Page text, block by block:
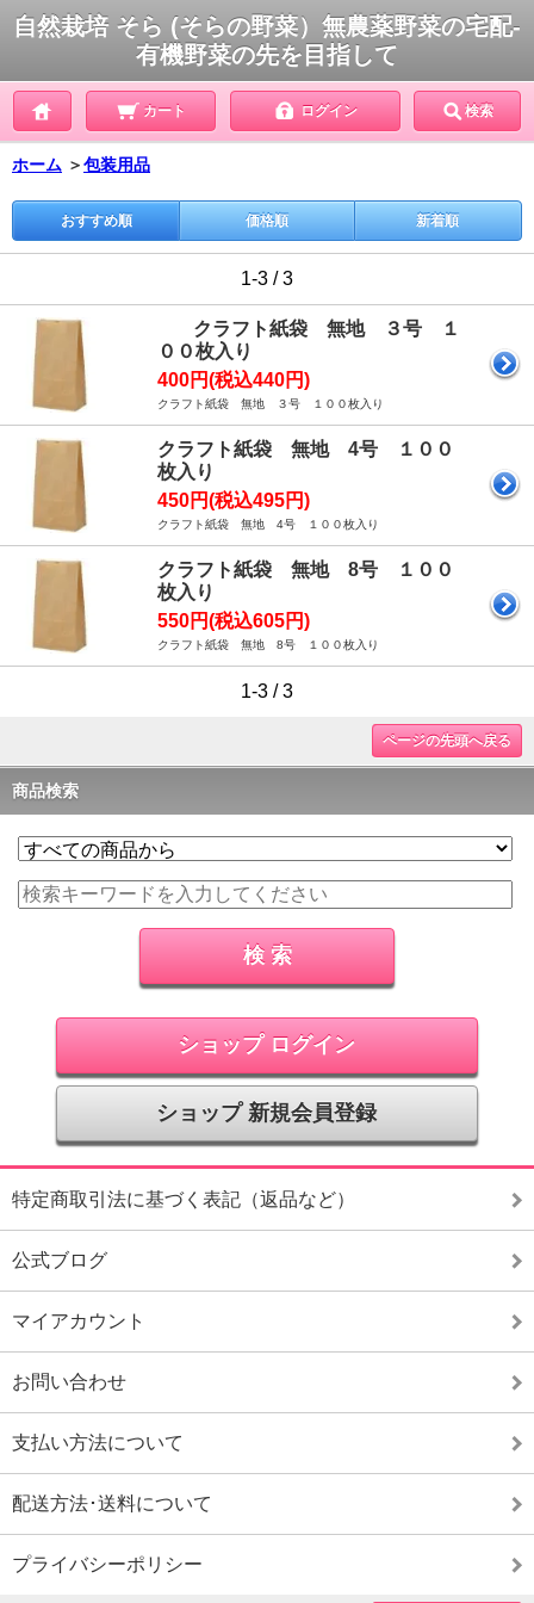
自然栽培 そら (そらの野菜）無農薬野菜の宅配-
有機野菜の先を目指して
カート ログイン 検索
ホーム ＞包装用品
おすすめ順 価格順 新着順
1-3 / 3
クラフト紙袋 無地 ３号 １
００枚入り
400円(税込440円)
クラフト紙袋 無地 ３号 １００枚入り
クラフト紙袋 無地 4号 １００
枚入り
450円(税込495円)
クラフト紙袋 無地 4号 １００枚入り
クラフト紙袋 無地 8号 １００
枚入り
550円(税込605円)
クラフト紙袋 無地 8号 １００枚入り
1-3 / 3
ページの先頭へ戻る
商品検索
ショップ ログイン
ショップ 新規会員登録
特定商取引法に基づく表記（返品など）
公式ブログ
マイアカウント
お問い合わせ
支払い方法について
配送方法･送料について
プライバシーポリシー